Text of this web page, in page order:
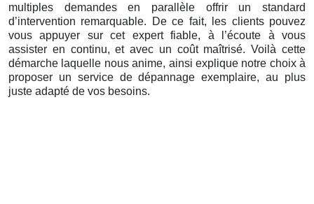
multiples demandes en parallèle offrir un standard
d’intervention remarquable. De ce fait, les clients pouvez
vous appuyer sur cet expert fiable, à l’écoute à vous
assister en continu, et avec un coût maîtrisé. Voilà cette
démarche laquelle nous anime, ainsi explique notre choix à
proposer un service de dépannage exemplaire, au plus
juste adapté de vos besoins.